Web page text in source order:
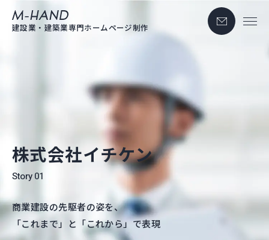
M-hand
建設業・建築業専門ホームページ制作
お問い合わせ
株式会社イチケン
Story 01
商業建設の先駆者の姿を、
「これまで」と「これから」で表現